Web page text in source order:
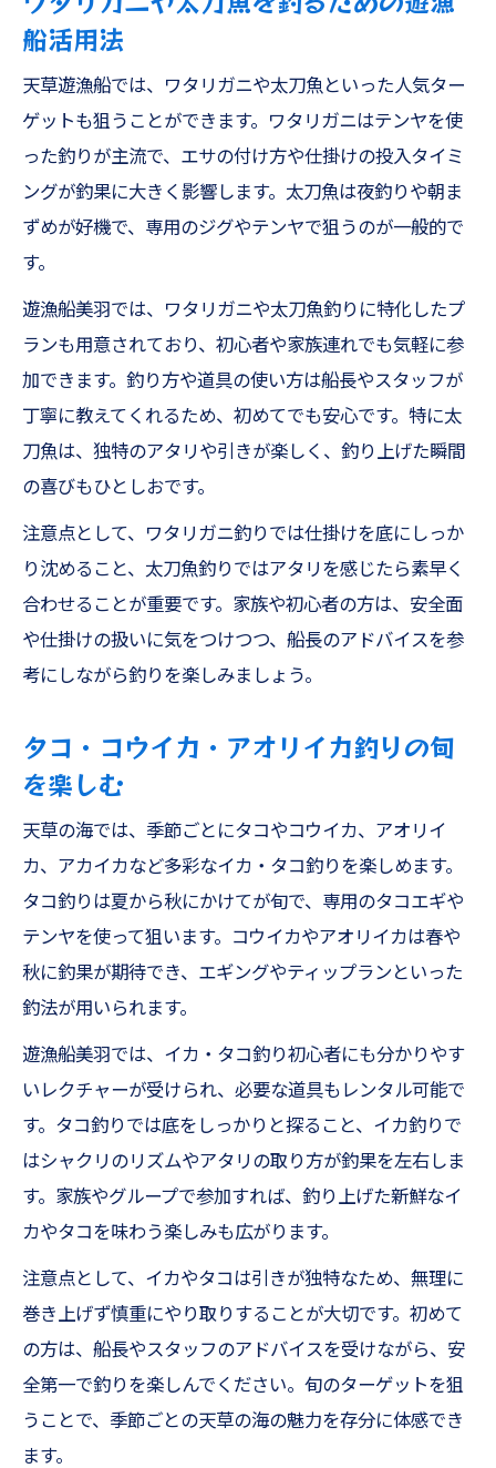
船活用法
天草遊漁船では、ワタリガニや太刀魚といった人気ター
ゲットも狙うことができます。ワタリガニはテンヤを使
った釣りが主流で、エサの付け方や仕掛けの投入タイミ
ングが釣果に大きく影響します。太刀魚は夜釣りや朝ま
ずめが好機で、専用のジグやテンヤで狙うのが一般的で
す。
遊漁船美羽では、ワタリガニや太刀魚釣りに特化したプ
ランも用意されており、初心者や家族連れでも気軽に参
加できます。釣り方や道具の使い方は船長やスタッフが
丁寧に教えてくれるため、初めてでも安心です。特に太
刀魚は、独特のアタリや引きが楽しく、釣り上げた瞬間
の喜びもひとしおです。
注意点として、ワタリガニ釣りでは仕掛けを底にしっか
り沈めること、太刀魚釣りではアタリを感じたら素早く
合わせることが重要です。家族や初心者の方は、安全面
や仕掛けの扱いに気をつけつつ、船長のアドバイスを参
考にしながら釣りを楽しみましょう。
タコ・コウイカ・アオリイカ釣りの旬
を楽しむ
天草の海では、季節ごとにタコやコウイカ、アオリイ
カ、アカイカなど多彩なイカ・タコ釣りを楽しめます。
タコ釣りは夏から秋にかけてが旬で、専用のタコエギや
テンヤを使って狙います。コウイカやアオリイカは春や
秋に釣果が期待でき、エギングやティップランといった
釣法が用いられます。
遊漁船美羽では、イカ・タコ釣り初心者にも分かりやす
いレクチャーが受けられ、必要な道具もレンタル可能で
す。タコ釣りでは底をしっかりと探ること、イカ釣りで
はシャクリのリズムやアタリの取り方が釣果を左右しま
す。家族やグループで参加すれば、釣り上げた新鮮なイ
カやタコを味わう楽しみも広がります。
注意点として、イカやタコは引きが独特なため、無理に
巻き上げず慎重にやり取りすることが大切です。初めて
の方は、船長やスタッフのアドバイスを受けながら、安
全第一で釣りを楽しんでください。旬のターゲットを狙
うことで、季節ごとの天草の海の魅力を存分に体感でき
ます。